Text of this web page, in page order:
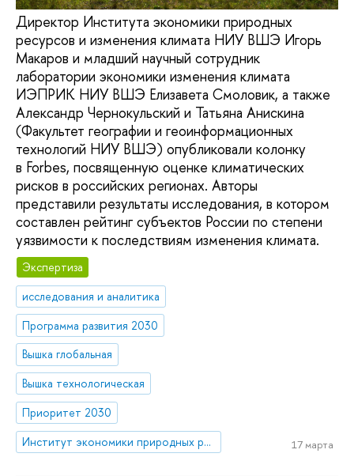
Директор Института экономики природных
ресурсов и изменения климата НИУ ВШЭ Игорь
Макаров и младший научный сотрудник
лаборатории экономики изменения климата
ИЭПРИК НИУ ВШЭ Елизавета Смоловик, а также
Александр Чернокульский и Татьяна Анискина
(Факультет географии и геоинформационных
технологий НИУ ВШЭ) опубликовали колонку
в Forbes, посвященную оценке климатических
рисков в российских регионах. Авторы
представили результаты исследования, в котором
составлен рейтинг субъектов России по степени
уязвимости к последствиям изменения климата.
Экспертиза
исследования и аналитика
Программа развития 2030
Вышка глобальная
Вышка технологическая
Приоритет 2030
Институт экономики природных ресурсов и изменения климата
17 марта